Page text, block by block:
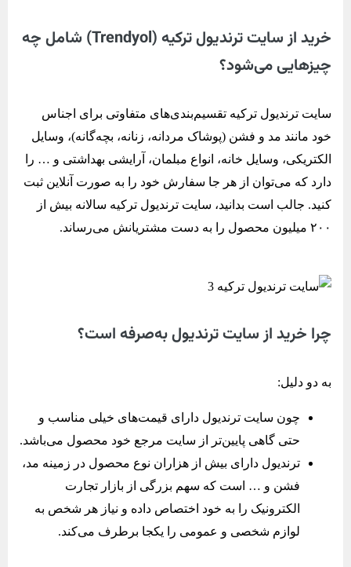
خرید از سایت ترندیول ترکیه (Trendyol) شامل چه
چیزهایی می‌شود؟
سایت ترندیول ترکیه تقسیم‌بندی‌های متفاوتی برای اجناس
خود مانند مد و فشن (پوشاک مردانه، زنانه، بچه‌گانه)، وسایل
الکتریکی، وسایل خانه، انواع مبلمان، آرایشی بهداشتی و … را
دارد که می‌توان از هر جا سفارش خود را به صورت آنلاین ثبت
کنید. جالب است بدانید، سایت ترندیول ترکیه سالانه بیش از
۲۰۰ میلیون محصول را به دست مشتریانش می‌رساند.
چرا خرید از سایت ترندیول به‌صرفه است؟
به دو دلیل:
چون سایت ترندیول دارای قیمت‌های خیلی مناسب و
حتی گاهی پایین‌تر از سایت مرجع خود محصول می‌باشد.
ترندیول دارای بیش از هزاران نوع محصول در زمینه مد،
فشن و … است که سهم بزرگی از بازار تجارت
الکترونیک را به خود اختصاص داده و نیاز هر شخص به
لوازم شخصی و عمومی را یکجا برطرف می‌کند.